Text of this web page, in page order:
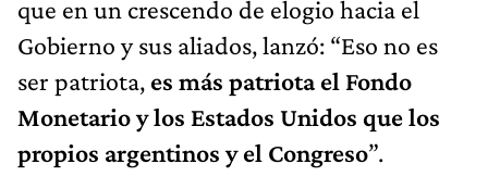
que en un crescendo de elogio hacia el
Gobierno y sus aliados, lanzó: “Eso no es
ser patriota, es más patriota el Fondo
Monetario y los Estados Unidos que los
propios argentinos y el Congreso”.